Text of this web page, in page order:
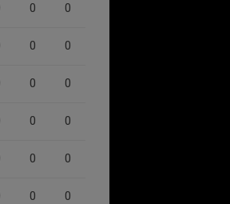
0 0
0 0
0 0
0 0
0 0
0 0